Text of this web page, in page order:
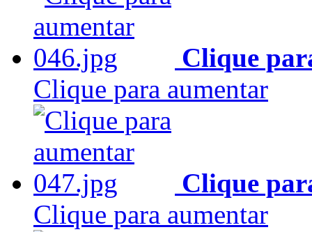
Clique
Clique para aumentar
Clique
Clique para aumentar